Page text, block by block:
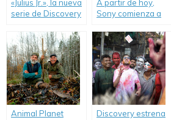
«Julius Jr.», la nueva
serie de Discovery
A partir de hoy,
Sony comienza a
siete temporadas
de la serie “How I
Met Your Mother”.
Animal Planet
Discovery estrena